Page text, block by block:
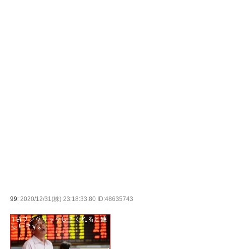
99: 2020/12/31(株) 23:18:33.80 ID:48635743